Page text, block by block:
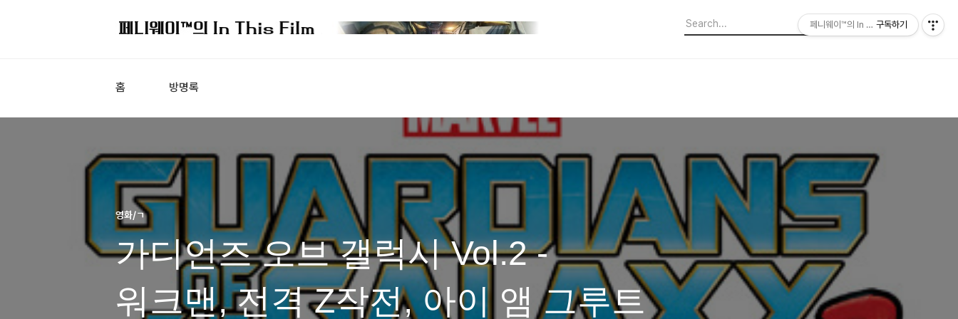
홈 방명록
영화/ㄱ
가디언즈 오브 갤럭시 Vol.2 -
워크맨, 전격 Z작전, 아이 앰 그루트
페니웨이™의 In This Film
구독하기